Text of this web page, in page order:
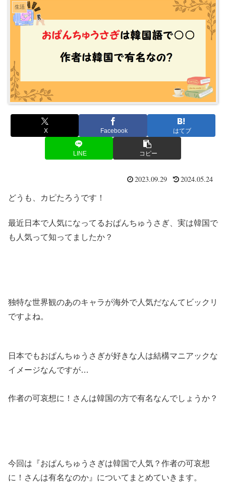
生活
X Facebook はてブ
LINE コピー
2023.09.29 2024.05.24
どうも、カピたろうです！
最近日本で人気になってるおぱんちゅうさぎ、実は韓国で
も人気って知ってましたか？
独特な世界観のあのキャラが海外で人気だなんてビックリ
ですよね。
日本でもおぱんちゅうさぎが好きな人は結構マニアックな
イメージなんですが…
作者の可哀想に！さんは韓国の方で有名なんでしょうか？
今回は『おぱんちゅうさぎは韓国で人気？作者の可哀想
に！さんは有名なのか』についてまとめていきます。